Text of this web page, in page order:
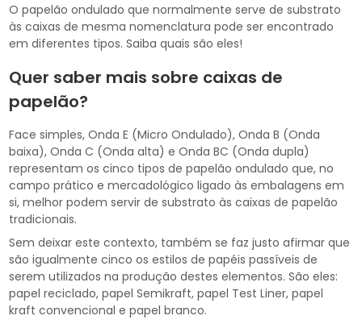
O papelão ondulado que normalmente serve de substrato
às caixas de mesma nomenclatura pode ser encontrado
em diferentes tipos. Saiba quais são eles!
Quer saber mais sobre caixas de
papelão?
Face simples, Onda E (Micro Ondulado), Onda B (Onda
baixa), Onda C (Onda alta) e Onda BC (Onda dupla)
representam os cinco tipos de papelão ondulado que, no
campo prático e mercadológico ligado às embalagens em
si, melhor podem servir de substrato às caixas de papelão
tradicionais.
Sem deixar este contexto, também se faz justo afirmar que
são igualmente cinco os estilos de papéis passíveis de
serem utilizados na produção destes elementos. São eles:
papel reciclado, papel Semikraft, papel Test Liner, papel
kraft convencional e papel branco.